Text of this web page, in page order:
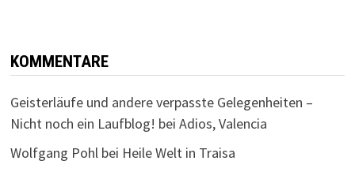
KOMMENTARE
Geisterläufe und andere verpasste Gelegenheiten –
Nicht noch ein Laufblog! bei Adios, Valencia
Wolfgang Pohlbei Heile Welt in Traisa